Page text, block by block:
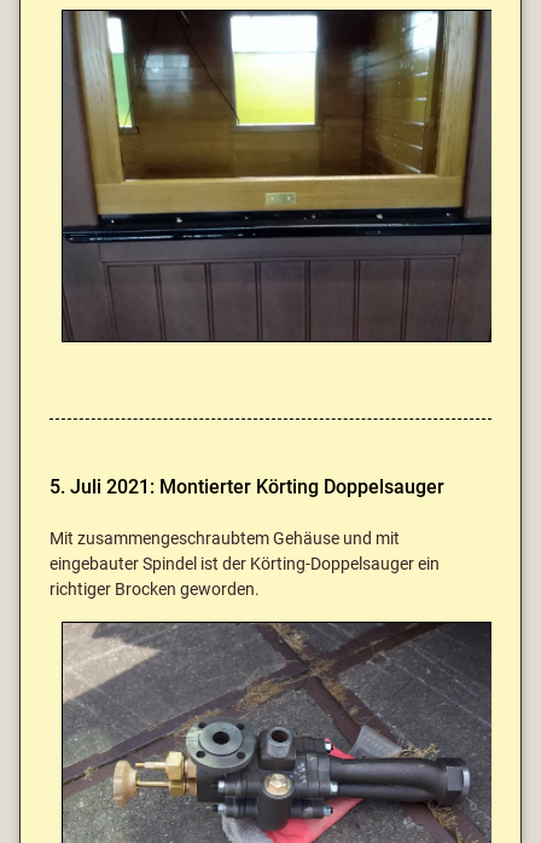
5. Juli 2021: Montierter Körting Doppelsauger
Mit zusammengeschraubtem Gehäuse und mit
eingebauter Spindel ist der Körting-Doppelsauger ein
richtiger Brocken geworden.